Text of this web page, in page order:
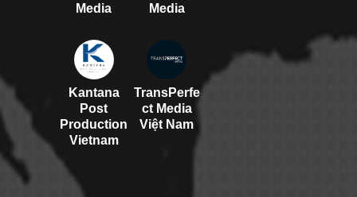
Media
Media
Kantana
Post
Production
Vietnam
TransPerfe
ct Media
Việt Nam